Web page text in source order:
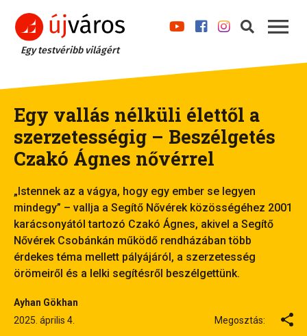
Egy testvéribb világért
Egy vallás nélküli élettől a
szerzetességig – Beszélgetés
Czakó Ágnes nővérrel
„Istennek az a vágya, hogy egy ember se legyen
mindegy” – vallja a Segítő Nővérek közösségéhez 2001
karácsonyától tartozó Czakó Ágnes, akivel a Segítő
Nővérek Csobánkán működő rendházában több
érdekes téma mellett pályájáról, a szerzetesség
örömeiről és a lelki segítésről beszélgettünk.
Ayhan Gökhan
2025. április 4.
Megosztás: